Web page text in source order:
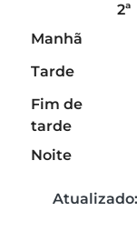
2ª
Manhã
Tarde
Fim de
tarde
Noite
Atualizado: